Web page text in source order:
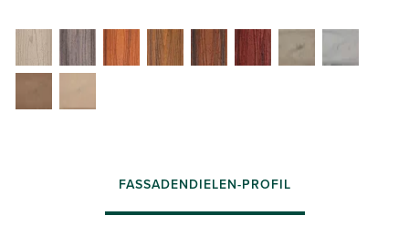
FASSADENDIELEN-PROFIL